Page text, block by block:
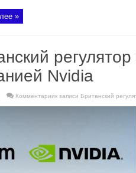
»
Nvidia
Комментариик записи Британский